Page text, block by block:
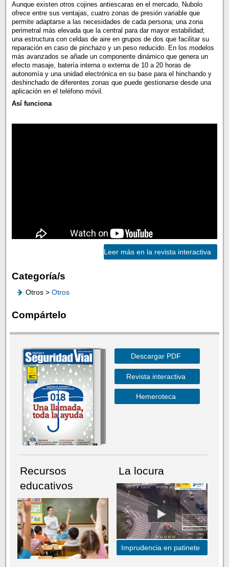
Aunque existen otros cojines antiescaras en el mercado, Nubolo
ofrece entre sus ventajas, cuatro zonas de presión variable que
permite adaptarse a las necesidades de cada persona; una zona
perimetral más elevada que la central para dar mayor estabilidad;
una estructura con celdas de aire en grupos de dos que facilitar su
reparación en caso de pinchazo y un peso reducido. En los modelos
más avanzados se añade un componente dinámico que genera un
efecto masaje, batería interna o externa de 10 a 20 horas de
autonomía y una unidad electrónica en su base para el hinchando y
deshinchado de diferentes zonas que puede gestionarse desde una
aplicación en el teléfono móvil.
Así funciona
Leer más en la revista interactiva
Categoría/s
Otros > Otros
Compártelo
Descargar PDF
Revista interactiva
Hemeroteca
Recursos
educativos
La locura
Imprudencia en patinete